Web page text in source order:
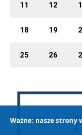
11 12
18 19
25 26
Ważne: nasze strony